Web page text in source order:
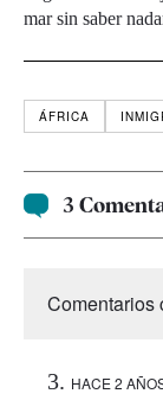
mar sin saber
ÁFRICA
3
Comentarios
HACE 2